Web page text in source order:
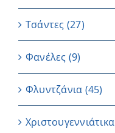
Τσάντες (27)
Φανέλες (9)
Φλυντζάνια (45)
Χριστουγεννιάτικα